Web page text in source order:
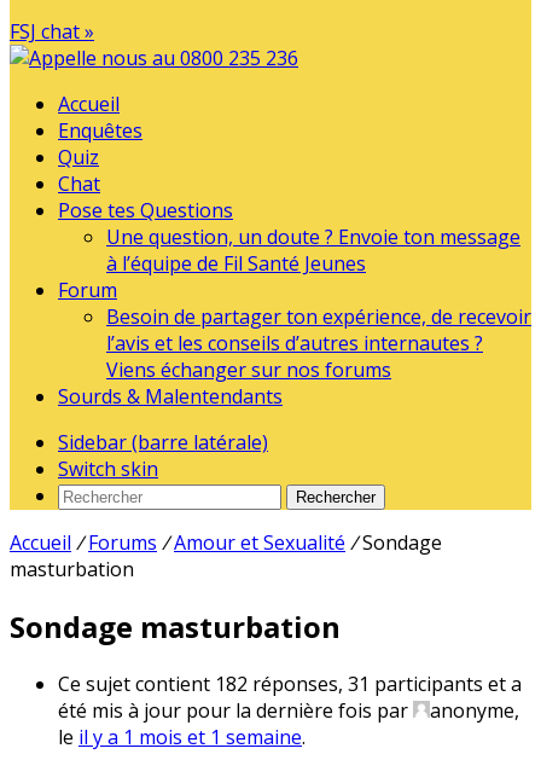
FSJ chat »
Accueil
Enquêtes
Quiz
Chat
Pose tes Questions
Une question, un doute ? Envoie ton message
à l’équipe de Fil Santé Jeunes
Forum
Besoin de partager ton expérience, de recevoir
l’avis et les conseils d’autres internautes ?
Viens échanger sur nos forums
Sourds & Malentendants
Sidebar (barre latérale)
Switch skin
Rechercher
Accueil / Forums /Amour et Sexualité /Sondage
masturbation
Sondage masturbation
Ce sujet contient 182 réponses, 31 participants et a
été mis à jour pour la dernière fois par
anonyme,
le il y a 1 mois et 1 semaine.